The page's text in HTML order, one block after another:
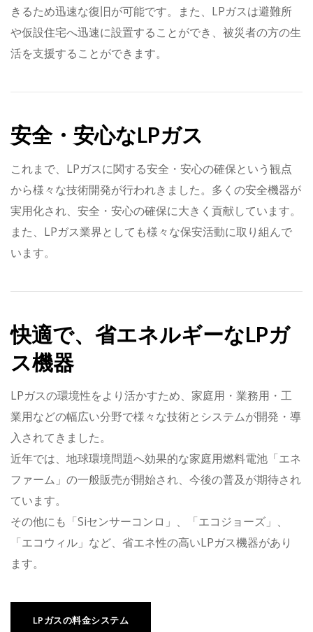
きるため迅速な復旧が可能です。また、LPガスは避難所
や仮設住宅へ迅速に設置することができ、被災者の方の生
活を支援することができます。
安全・安心なLPガス
これまで、LPガスに関する安全・安心の確保という観点
から様々な技術開発が行われきました。多くの安全機器が
実用化され、安全・安心の確保に大きく貢献しています。
また、LPガス業界としても様々な保安活動に取り組んで
います。
快適で、省エネルギーなLPガ
ス機器
LPガスの環境性をより活かすため、家庭用・業務用・工
業用などの幅広い分野で様々な技術とシステムが開発・導
入されてきました。
近年では、地球環境問題へ効果的な家庭用燃料電池「エネ
ファーム」の一般販売が開始され、今後の普及が期待され
ています。
その他にも「Siセンサーコンロ」、「エコジョーズ」、
「エコウィル」など、省エネ性の高いLPガス機器があり
ます。
LPガスの料金システム